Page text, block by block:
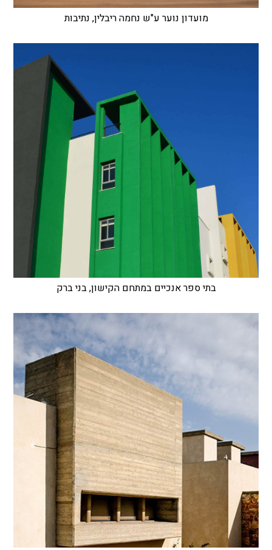
מועדון נוער ע"ש נחמה ריבלין, נתיבות
בתי ספר אנכיים במתחם הקישון, בני ברק